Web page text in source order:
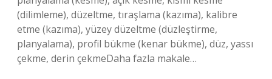
(dilimleme), düzeltme, tıraşlama (kazıma), kalibre
etme (kazıma), yüzey düzeltme (düzleştirme,
planyalama), profil bükme (kenar bükme), düz, yassı
çekme, derin çekmeDaha fazla makale…